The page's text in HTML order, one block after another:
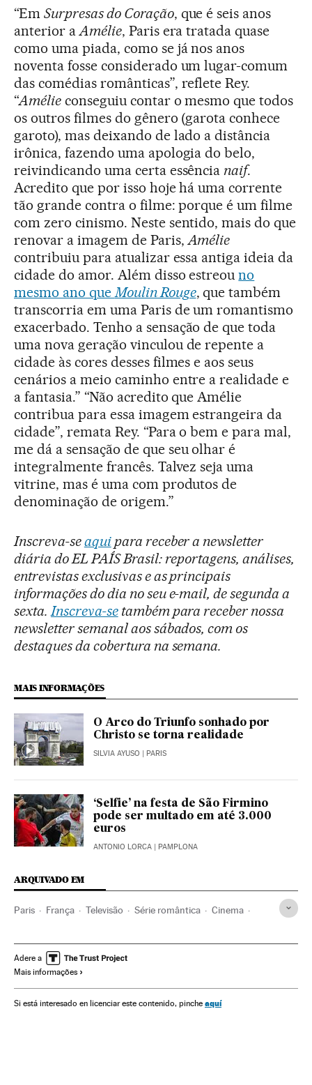
“Em Surpresas do Coração, que é seis anos
anterior a Amélie, Paris era tratada quase
como uma piada, como se já nos anos
noventa fosse considerado um lugar-comum
das comédias românticas”, reflete Rey.
“Amélieconseguiu contar o mesmo que todos
os outros filmes do gênero (garota conhece
garoto), mas deixando de lado a distância
irônica, fazendo uma apologia do belo,
reivindicando uma certa essência naif.
Acredito que por isso hoje há uma corrente
tão grande contra o filme: porque é um filme
com zero cinismo. Neste sentido, mais do que
renovar a imagem de Paris, Amélie
contribuiu para atualizar essa antiga ideia da
cidade do amor. Além disso estreouno
mesmo ano que Moulin Rouge, que também
transcorria em uma Paris de um romantismo
exacerbado. Tenho a sensação de que toda
uma nova geração vinculou de repente a
cidade às cores desses filmes e aos seus
cenários a meio caminho entre a realidade e
a fantasia.” “Não acredito que Amélie
contribua para essa imagem estrangeira da
cidade”, remata Rey. “Para o bem e para mal,
me dá a sensação de que seu olhar é
integralmente francês. Talvez seja uma
vitrine, mas é uma com produtos de
denominação de origem.”
Inscreva-seaquipara receber a newsletter
diária do EL PAÍS Brasil: reportagens, análises,
entrevistas exclusivas e as principais
informações do dia no seu e-mail, de segunda a
sexta. Inscreva-setambém para receber nossa
newsletter semanal aos sábados, com os
destaques da cobertura na semana.
MAIS INFORMAÇÕES
O Arco do Triunfo sonhado por
Christo se torna realidade
SILVIA AYUSO | PARIS
‘Selfie’ na festa de São Firmino
pode ser multado em até 3.000
euros
ANTONIO LORCA | PAMPLONA
ARQUIVADO EM
Paris França Televisão Série romântica Cinema
Adere a
Mais informações
Si está interesado en licenciar este contenido, pinche aquí